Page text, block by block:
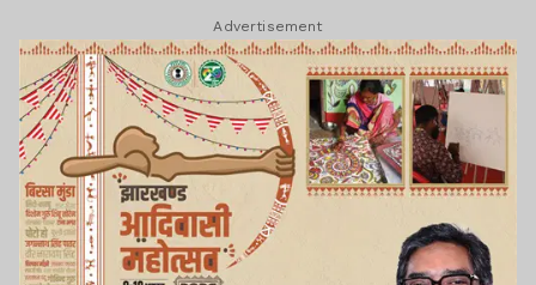
Advertisement